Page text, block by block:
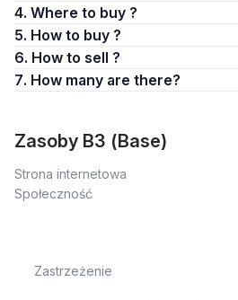
4. Where to buy ?
5. How to buy ?
6. How to sell ?
7. How many are there?
Zasoby B3 (Base)
Strona internetowa
Społeczność
Zastrzeżenie